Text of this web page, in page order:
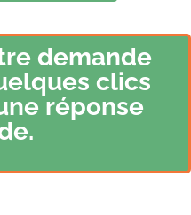
demande
clics
réponse